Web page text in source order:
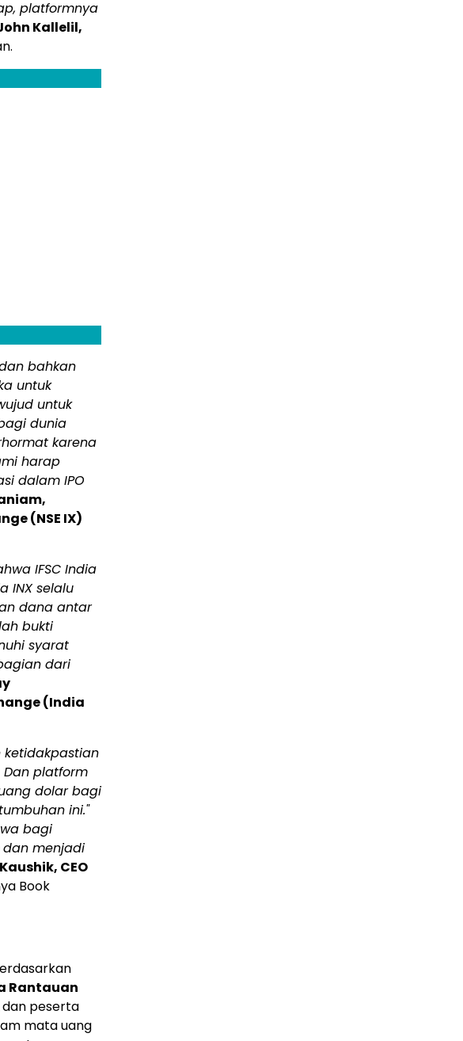
platformnya
Kallelil,
bahkan
untuk
untuk
dunia
karena
harap
dalam IPO
(NSE IX)
IFSC India
INX selalu
dana antar
bukti
syarat
dari
(India
ketidakpastian
platform
dolar bagi
ini."
bagi
dan menjadi
CEO
Book
Rantauan
dan peserta
mata uang